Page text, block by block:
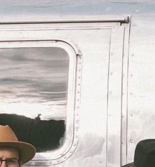
le rappeur E-Mercion continue sont
envolée avec son univers engagé. Pour
son nouveau titre, nous r